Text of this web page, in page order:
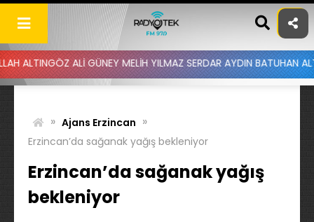
Skip
content
ALİ GÜNEY MELİH YILMAZ SERDAR AYDIN BATUHAN ALTINTAŞ
» Ajans Erzincan »
Erzincan’da sağanak yağış bekleniyor
Erzincan’da sağanak yağış
bekleniyor